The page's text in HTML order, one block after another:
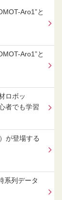
Aro1”と
Aro1”と
ロボッ
者でも学習
が登場する
系列データ